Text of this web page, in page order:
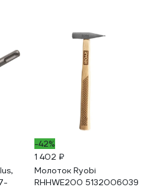
-42%
1 402 ₽
Молоток Ryobi
RHHWE200 5132006039